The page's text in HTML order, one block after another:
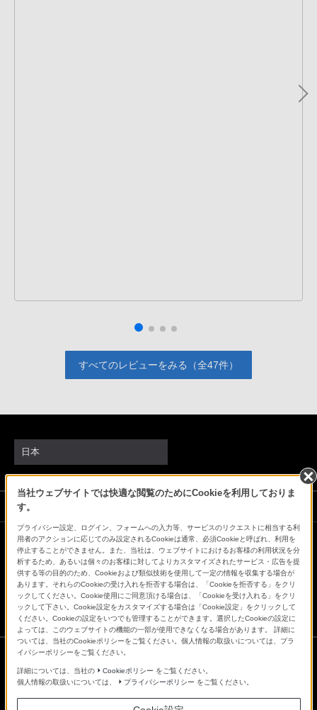
すべてのレビューをみる（全47件）
当社ウェブサイトでは快適な閲覧のためにCookieを利用しておりま
す。
プライバシー設定、ログイン、フォームへの入力等、サービスのリクエストに相当する利
用者のアクションに応じてのみ設定されるCookieは通常、必須Cookieと呼ばれ、利用を
停止することができません。また、当社は、ウェブサイトにおけるお客様の利用状況を分
析するため、あるいは個々のお客様に対してよりカスタマイズされたサービス・広告を提
供する等の目的のため、Cookieおよび類似技術を使用して一定の情報を収集する場合が
あります。それらのCookieの受け入れを拒否する場合は、「Cookieを拒否する」をクリ
ックしてください。Cookie使用にご同意頂ける場合は、「Cookieを受け入れる」をクリ
ックして下さい。Cookie設定をカスタマイズする場合は「Cookie設定」をクリックして
ください。Cookieの設定をいつでも管理することができます。選択したCookieの設定に
よっては、このウェブサイトの機能の一部が使用できなくなる場合があります。 詳細に
ついては、当社のCookieポリシーをご覧ください。個人情報の取扱いについては、プラ
イバシーポリシーをご覧ください。
詳細については、当社の Cookieポリシー をご覧ください。
個人情報の取扱いについては、
プライバシーポリシー をご覧ください。
日本
ソニーストアでのお買い物にあたって
会社情報 採用情報 特約店のご案内
ニュースリリース
環境情報
My Sony 利用規約
ご利用条件
プライバシーポリシー